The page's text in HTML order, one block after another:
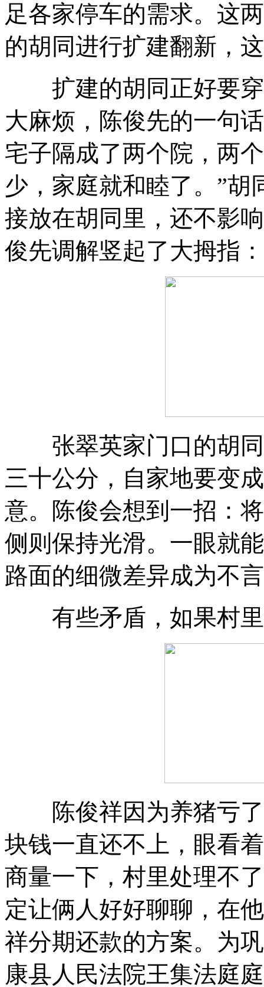
足各家停车的需求。 这
的胡同进行扩建翻新 ，
扩建的胡同正好要穿
大麻烦 ， 陈俊先的一句
宅子隔成了两个院 ， 两
少 ， 家庭就和睦了 。 ”胡
接放在胡同里 ， 还不影
俊先调解竖起了大拇指
张翠英家门口的胡同
三十公分 ， 自家地要变
意。 陈俊会想到一招：
侧则保持光滑。 一眼就
路面的细微差异成为不
有些矛盾 ， 如果村
陈俊祥因为养猪亏
块钱一直还不上 ， 眼看
商量一下 ， 村里处理不了
定让俩人好好聊聊 ， 在
祥分期还款的方案。 为
康县人民法院王集法庭